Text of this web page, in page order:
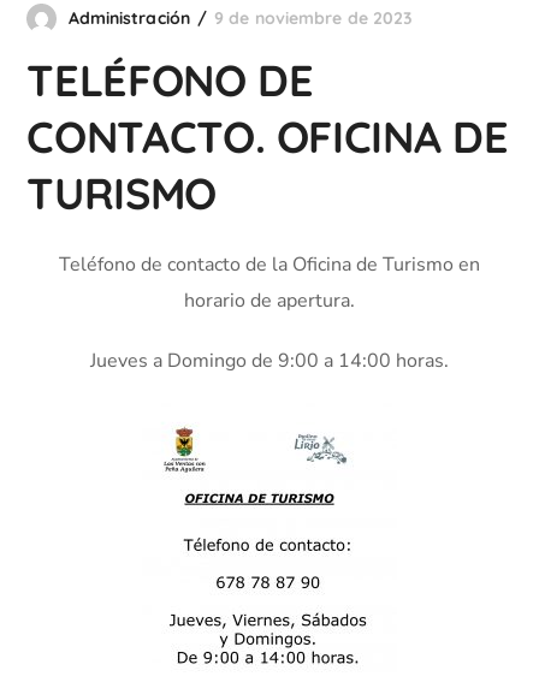
Administración 9 de noviembre de 2023
TELÉFONO DE
CONTACTO. OFICINA DE
TURISMO
Teléfono de contacto de la Oficina de Turismo en
horario de apertura.
Jueves a Domingo de 9:00 a 14:00 horas.